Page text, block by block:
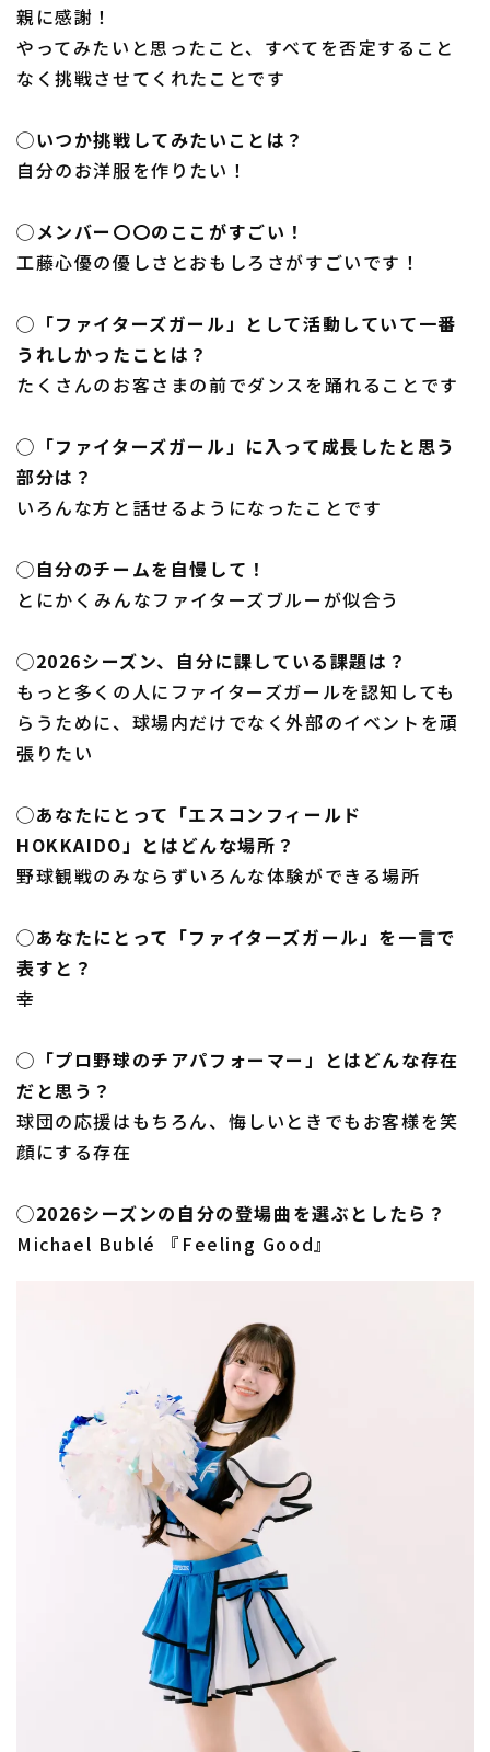
親に感謝！
やってみたいと思ったこと、すべてを否定すること
なく挑戦させてくれたことです
◯いつか挑戦してみたいことは？
自分のお洋服を作りたい！
◯メンバー〇〇のここがすごい！
工藤心優の優しさとおもしろさがすごいです！
◯「ファイターズガール」として活動していて一番
うれしかったことは？
たくさんのお客さまの前でダンスを踊れることです
◯「ファイターズガール」に入って成長したと思う
部分は？
いろんな方と話せるようになったことです
◯自分のチームを自慢して！
とにかくみんなファイターズブルーが似合う
◯2026シーズン、自分に課している課題は？
もっと多くの人にファイターズガールを認知しても
らうために、球場内だけでなく外部のイベントを頑
張りたい
◯あなたにとって「エスコンフィールド
HOKKAIDO」とはどんな場所？
野球観戦のみならずいろんな体験ができる場所
◯あなたにとって「ファイターズガール」を一言で
表すと？
幸
◯「プロ野球のチアパフォーマー」とはどんな存在
だと思う？
球団の応援はもちろん、悔しいときでもお客様を笑
顔にする存在
◯2026シーズンの自分の登場曲を選ぶとしたら？
Michael Bublé 『Feeling Good』